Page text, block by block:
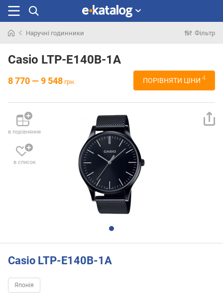
раніше
Наручні годинники Фільтр
Casio LTP-E140B-1A
8 770 — 9 548 грн. ПОРІВНЯТИ ЦІНИ 4
в порівняння
в список
Casio LTP-E140B-1A
Японія